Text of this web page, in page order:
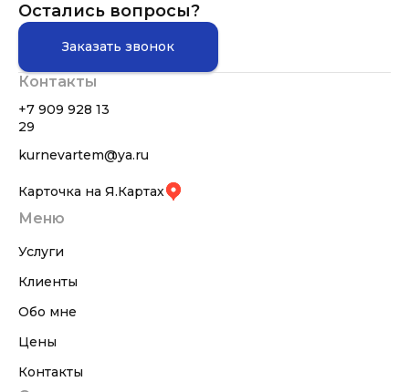
Остались вопросы?
Заказать звонок
Контакты
+7 909 928 13
29
kurnevartem@ya.ru
Карточка на Я.Картах
Меню
Услуги
Клиенты
Обо мне
Цены
Контакты